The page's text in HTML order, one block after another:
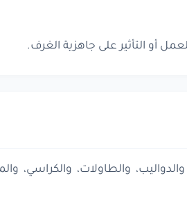
أو التأثير على جاهزية الغرف.
والطاولات، والكراسي،